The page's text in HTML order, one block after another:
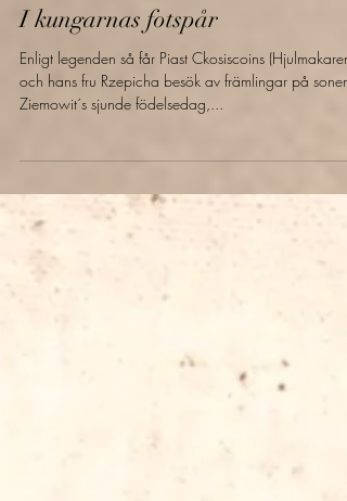
Torrt Mjöd
I kungarnas fotspår
Enligt legenden så får Piast Ckosiscoins (Hjulmakaren)
Ziemowit´s sjunde födelsedag,...